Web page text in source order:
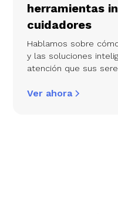
herramientas
cuidadores
Hablamos sobre
y las soluciones
atención que sus
Ver ahora